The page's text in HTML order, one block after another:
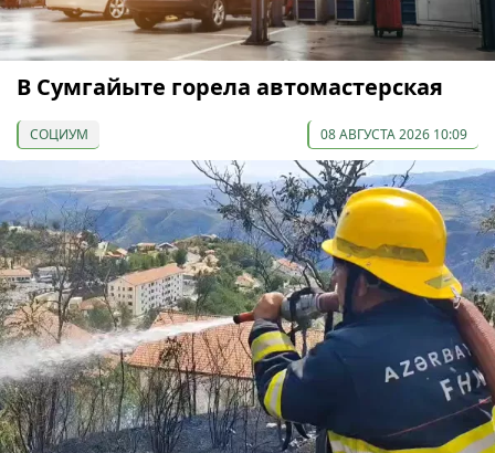
В Сумгайыте горела автомастерская
СОЦИУМ 08 АВГУСТА 2026 10:09